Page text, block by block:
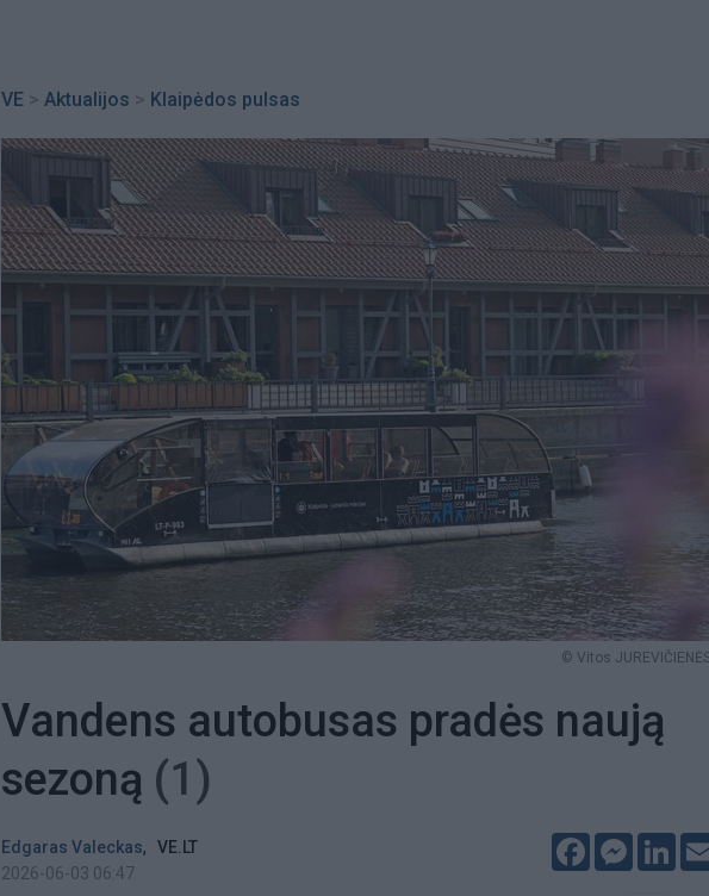
VE > Aktualijos > Klaipėdos pulsas
© Vitos
Vandens autobusas pradės naują
sezoną (1)
Edgaras Valeckas,
VE.LT
2026-06-03 06:47
Facebook